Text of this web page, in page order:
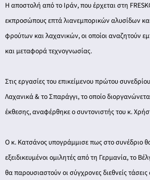
Η αποστολή από το Ιράν, που έρχεται στη
εκπροσώπους επτά λιανεμπορικών αλυσίδων
φρούτων και λαχανικών, οι οποίοι αναζητούν
και μεταφορά τεχνογνωσίας.
Στις εργασίες του επικείμενου πρώτου
Λαχανικά & το Σπαράγγι, το οποίο
έκθεσης, αναφέρθηκε ο συντονιστής του κ.
Ο κ. Κατσάνος υπογράμμισε πως στο συνέδριο
εξειδικευμένοι ομιλητές από τη Γερμανία, το
θα παρουσιαστούν οι σύγχρονες διεθνείς